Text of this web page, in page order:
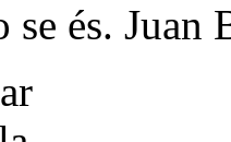
se és. Juan